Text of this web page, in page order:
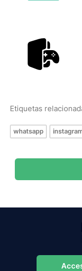
Etiquetas
whatsapp